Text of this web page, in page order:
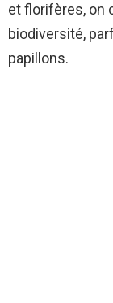
et florifères, on
biodiversité,
papillons.